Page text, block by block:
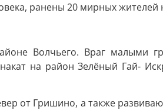
ранены 20 мирных
Волчьего. Враг малыми
на район Зелёный Гай-
от Гришино, а также